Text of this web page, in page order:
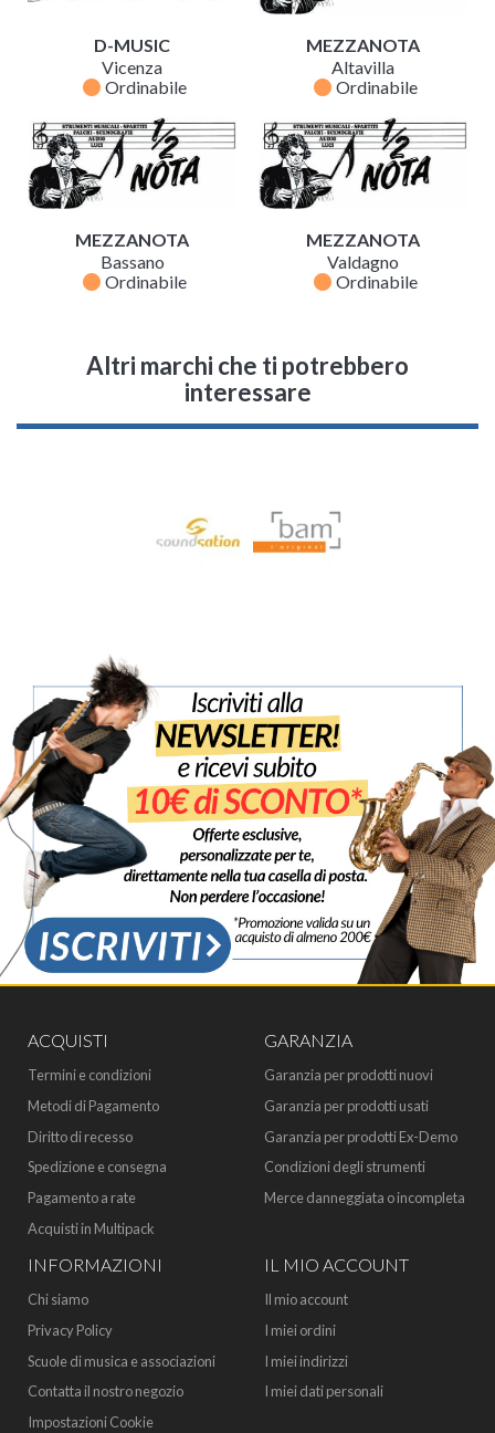
D-MUSIC
Vicenza
fiber_manual_record Ordinabile
MEZZANOTA
Altavilla
fiber_manual_record Ordinabile
MEZZANOTA
Bassano
fiber_manual_record Ordinabile
MEZZANOTA
Valdagno
fiber_manual_record Ordinabile
Altri marchi che ti potrebbero
interessare
ACQUISTI
Termini e condizioni
Metodi di Pagamento
Diritto di recesso
Spedizione e consegna
Pagamento a rate
Acquisti in Multipack
GARANZIA
Garanzia per prodotti nuovi
Garanzia per prodotti usati
Garanzia per prodotti Ex-Demo
Condizioni degli strumenti
Merce danneggiata o incompleta
INFORMAZIONI
Chi siamo
Privacy Policy
Scuole di musica e associazioni
Contatta il nostro negozio
Impostazioni Cookie
IL MIO ACCOUNT
Il mio account
I miei ordini
I miei indirizzi
I miei dati personali